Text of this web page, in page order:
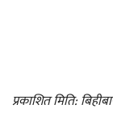
प्रकाशित मिति: